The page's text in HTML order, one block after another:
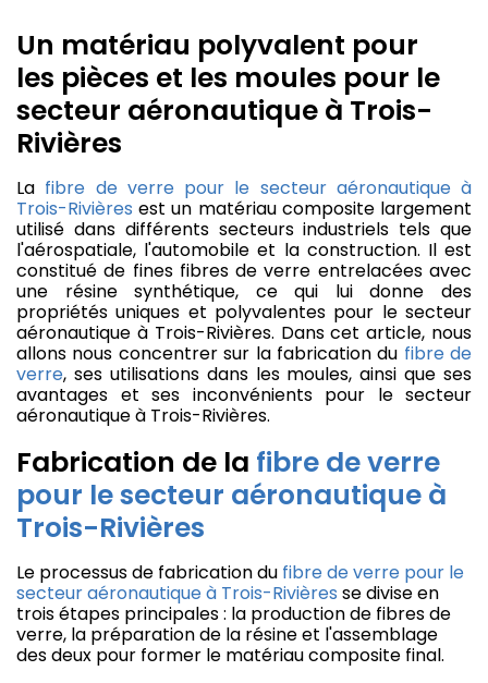
Un matériau polyvalent pour
les pièces et les moules pour le
secteur aéronautique à Trois-
Rivières
La fibre de verre pour le secteur aéronautique à
Trois-Rivières est un matériau composite largement
utilisé dans différents secteurs industriels tels que
l'aérospatiale, l'automobile et la construction. Il est
constitué de fines fibres de verre entrelacées avec
une résine synthétique, ce qui lui donne des
propriétés uniques et polyvalentes pour le secteur
aéronautique à Trois-Rivières. Dans cet article, nous
allons nous concentrer sur la fabrication du fibre de
verre, ses utilisations dans les moules, ainsi que ses
avantages et ses inconvénients pour le secteur
aéronautique à Trois-Rivières.
Fabrication de la fibre de verre
pour le secteur aéronautique à
Trois-Rivières
Le processus de fabrication du fibre de verre pour le
secteur aéronautique à Trois-Rivières se divise en
trois étapes principales : la production de fibres de
verre, la préparation de la résine et l'assemblage
des deux pour former le matériau composite final.